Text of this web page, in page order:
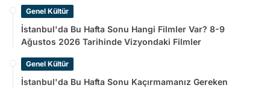
Genel Kültür
İstanbul'da Bu Hafta Sonu Hangi Filmler Var? 8-9
Ağustos 2026 Tarihinde Vizyondaki Filmler
Genel Kültür
İstanbul'da Bu Hafta Sonu Kaçırmamanız Gereken